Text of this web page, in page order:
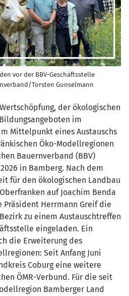
vor der BBV-Geschäftsstelle
Torsten Gunselmann
der ökologischen
im
Mittelpunkt eines Austauschs
Öko-Modellregionen
Bauernverband (BBV)
in Bamberg. Nach dem
für den ökologischen Landbau
auf Joachim Benda
Herrmann Greif die
zu einem Austauschtreffen
eingeladen. Ein
die Erweiterung des
Seit Anfang Juni
Coburg eine weitere
ÖMR-Verbund. Für die seit
Bamberger Land